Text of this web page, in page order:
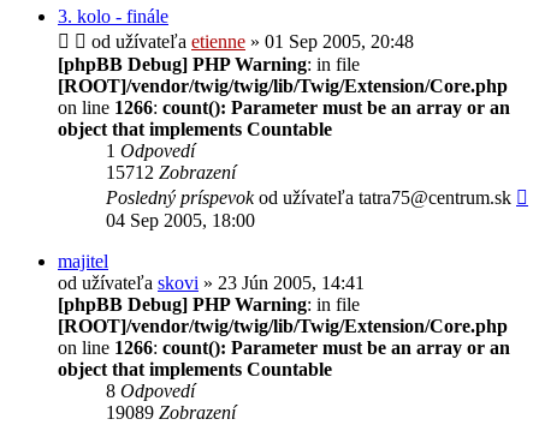
3. kolo - finále
od užívateľa etienne » 01 Sep 2005, 20:48
[phpBB Debug] PHP Warning: in file
[ROOT]/vendor/twig/twig/lib/Twig/Extension/Core.php
on line 1266: count(): Parameter must be an array or an
object that implements Countable
1 Odpovedí
15712 Zobrazení
Posledný príspevokod užívateľa tatra75@centrum.sk
04 Sep 2005, 18:00
majitel
od užívateľa skovi » 23 Jún 2005, 14:41
[phpBB Debug] PHP Warning: in file
[ROOT]/vendor/twig/twig/lib/Twig/Extension/Core.php
on line 1266: count(): Parameter must be an array or an
object that implements Countable
8 Odpovedí
19089 Zobrazení